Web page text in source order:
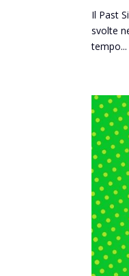
Il Past
svolte
tempo...